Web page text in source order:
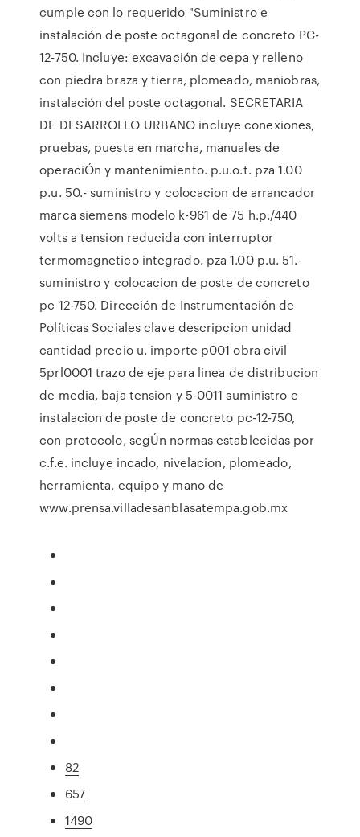
cumple con lo requerido "Suministro e
instalación de poste octagonal de concreto PC-
12-750. Incluye: excavación de cepa y relleno
con piedra braza y tierra, plomeado, maniobras,
instalación del poste octagonal. SECRETARIA
DE DESARROLLO URBANO incluye conexiones,
pruebas, puesta en marcha, manuales de
operaciÓn y mantenimiento. p.u.o.t. pza 1.00
p.u. 50.- suministro y colocacion de arrancador
marca siemens modelo k-961 de 75 h.p./440
volts a tension reducida con interruptor
termomagnetico integrado. pza 1.00 p.u. 51.-
suministro y colocacion de poste de concreto
pc 12-750. Dirección de Instrumentación de
Políticas Sociales clave descripcion unidad
cantidad precio u. importe p001 obra civil
5prl0001 trazo de eje para linea de distribucion
de media, baja tension y 5-0011 suministro e
instalacion de poste de concreto pc-12-750,
con protocolo, segÚn normas establecidas por
c.f.e. incluye incado, nivelacion, plomeado,
herramienta, equipo y mano de
www.prensa.villadesanblasatempa.gob.mx
82
657
1490